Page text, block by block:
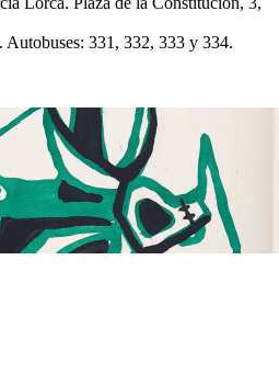
331, 332, 333 y 334.